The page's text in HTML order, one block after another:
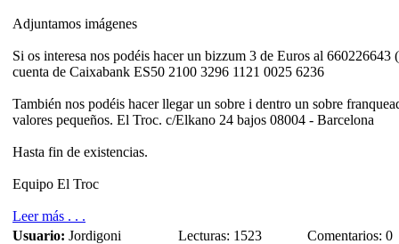
Adjuntamos imágenes
Si os interesa nos podéis hacer un bizzum 3 de Euros al
cuenta de Caixabank ES50 2100 3296 1121 0025 6236
También nos podéis hacer llegar un sobre i dentro un sobre
valores pequeños. El Troc. c/Elkano 24 bajos 08004 - Barcelona
Hasta fin de existencias.
Equipo El Troc
Leer más . . .
Usuario: Jordigoni Lecturas: 1523 Comentarios: 0